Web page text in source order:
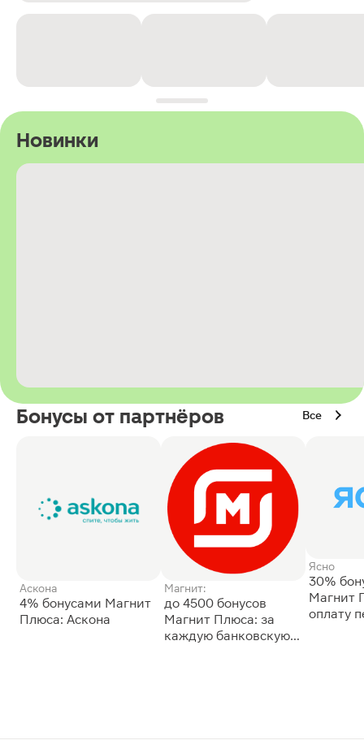
Новинки
Бонусы от партнёров Все
Аскона
4% бонусами Магнит
Плюса: Аскона
Магнит:
до 4500 бонусов
Магнит Плюса: за
каждую банковскую
Ясно
30%
Магнит
оплату